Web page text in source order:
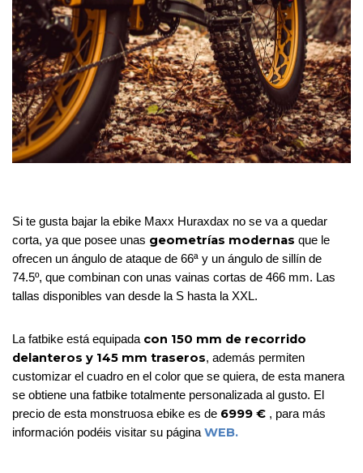
Si te gusta bajar la ebike Maxx Huraxdax no se va a quedar
corta, ya que posee unas geometrías modernas que le
ofrecen un ángulo de ataque de 66ª y un ángulo de sillín de
74.5º, que combinan con unas vainas cortas de 466 mm. Las
tallas disponibles van desde la S hasta la XXL.
La fatbike está equipada con 150 mm de recorrido
delanteros y 145 mm traseros, además permiten
customizar el cuadro en el color que se quiera, de esta manera
se obtiene una fatbike totalmente personalizada al gusto. El
precio de esta monstruosa ebike es de 6999 € , para más
información podéis visitar su página WEB.